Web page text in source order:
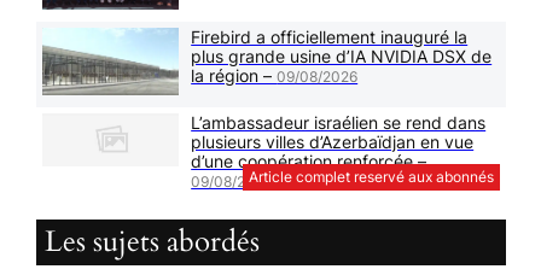
Firebird a officiellement inauguré la
plus grande usine d’IA NVIDIA DSX de
la région –09/08/2026
Article complet reservé aux abonnés
L’ambassadeur israélien se rend dans
plusieurs villes d’Azerbaïdjan en vue
d’une coopération renforcée –
09/08/2026
Les sujets abordés